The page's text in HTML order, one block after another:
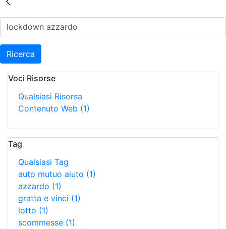
Ricerca
Voci Risorse
Qualsiasi Risorsa
Contenuto Web (1)
Tag
Qualsiasi Tag
auto mutuo aiuto (1)
azzardo (1)
gratta e vinci (1)
lotto (1)
scommesse (1)